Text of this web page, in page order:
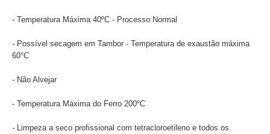
- Temperatura Máxima 40ºC - Processo Normal
- Possível secagem em Tambor - Temperatura de exaustão máxima
60°C
- Não Alvejar
- Temperatura Máxima do Ferro 200ºC
- Limpeza a seco profissional com tetracloroetileno e todos os